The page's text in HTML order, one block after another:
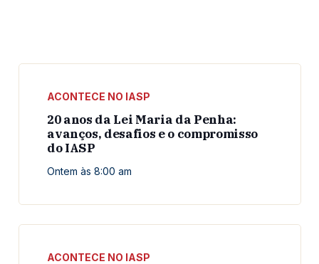
ACONTECE NO IASP
20 anos da Lei Maria da Penha:
avanços, desafios e o compromisso
do IASP
Ontem às 8:00 am
ACONTECE NO IASP